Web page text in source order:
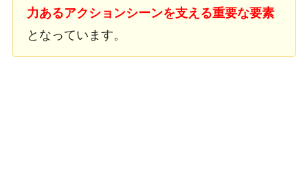
力あるアクションシーンを支える重要な要素
となっています。